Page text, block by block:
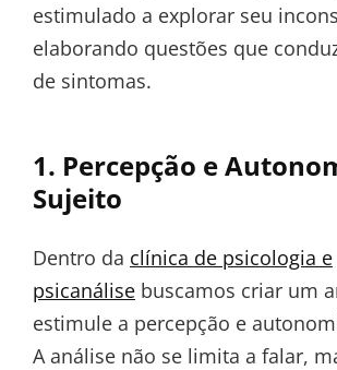
estimulado a explorar seu
elaborando questões que
de sintomas.
1. Percepção e
Sujeito
Dentro da clínica de psicologia e
psicanálise buscamos criar um
estimule a percepção e
A análise não se limita a falar,